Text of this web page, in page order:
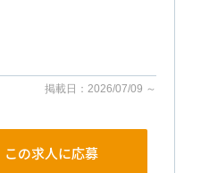
掲載日：2026/07/09 ～
この求人に応募